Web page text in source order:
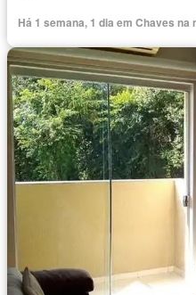
Há 1 semana, 1 dia em Chaves na